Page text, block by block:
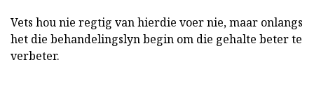
Vets hou nie regtig van hierdie voer nie, maar onlangs
het die behandelingslyn begin om die gehalte beter te
verbeter.